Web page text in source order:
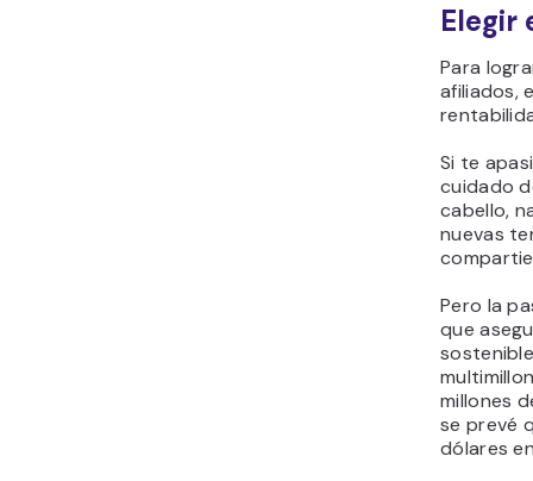
Elegir
Para
afiliados,
Si te
cuidado
cabello,
nuevas
Pero la
que
millones
se prevé
dólares